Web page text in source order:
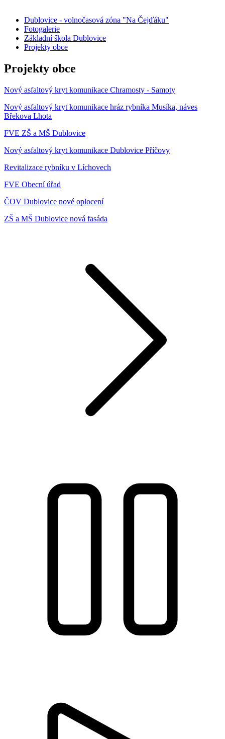
Dublovice - volnočasová zóna "Na Čejďáku"
Fotogalerie
Základní škola Dublovice
Projekty obce
Projekty obce
Nový asfaltový kryt komunikace Chramosty - Samoty
Nový asfaltový kryt komunikace hráz rybníka Musíka, náves
Břekova Lhota
FVE ZŠ a MŠ Dublovice
Nový asfaltový kryt komunikace Dublovice Příčovy
Revitalizace rybníku v Líchovech
FVE Obecní úřad
ČOV Dublovice nové oplocení
ZŠ a MŠ Dublovice nová fasáda